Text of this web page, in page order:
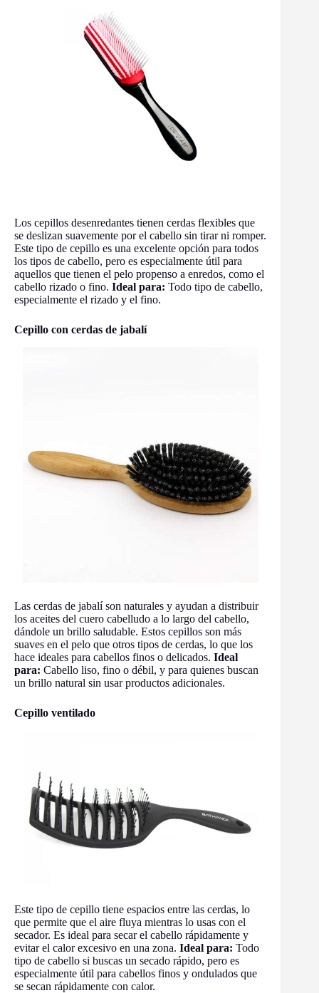
Los cepillos desenredantes tienen cerdas flexibles que
se deslizan suavemente por el cabello sin tirar ni romper.
Este tipo de cepillo es una excelente opción para todos
los tipos de cabello, pero es especialmente útil para
aquellos que tienen el pelo propenso a enredos, como el
cabello rizado o fino. Ideal para: Todo tipo de cabello,
especialmente el rizado y el fino.
Cepillo con cerdas de jabalí
Las cerdas de jabalí son naturales y ayudan a distribuir
los aceites del cuero cabelludo a lo largo del cabello,
dándole un brillo saludable. Estos cepillos son más
suaves en el pelo que otros tipos de cerdas, lo que los
hace ideales para cabellos finos o delicados. Ideal
para: Cabello liso, fino o débil, y para quienes buscan
un brillo natural sin usar productos adicionales.
Cepillo ventilado
Este tipo de cepillo tiene espacios entre las cerdas, lo
que permite que el aire fluya mientras lo usas con el
secador. Es ideal para secar el cabello rápidamente y
evitar el calor excesivo en una zona. Ideal para: Todo
tipo de cabello si buscas un secado rápido, pero es
especialmente útil para cabellos finos y ondulados que
se secan rápidamente con calor.